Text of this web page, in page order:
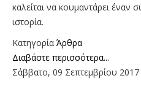
καλείται να κουμαντάρει έναν
ιστορία.
Κατηγορία Άρθρα
Διαβάστε περισσότερα...
Σάββατο, 09 Σεπτεμβρίου 2017